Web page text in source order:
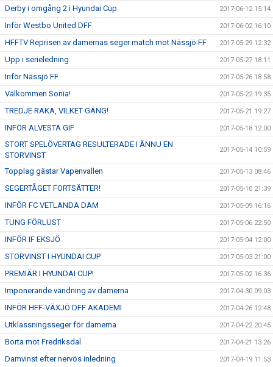
Derby i omgång 2 i Hyundai Cup 2017-06-12 15:14
Inför Westbo United DFF 2017-06-02 16:10
HFFTV Reprisen av damernas seger match mot Nässjö FF 2017-05-29 12:32
Upp i serieledning 2017-05-27 18:11
Inför Nässjö FF 2017-05-26 18:58
Välkommen Sonia! 2017-05-22 19:35
TREDJE RAKA, VILKET GÄNG! 2017-05-21 19:27
INFÖR ALVESTA GIF 2017-05-18 12:00
STORT SPELÖVERTAG RESULTERADE I ÄNNU EN
STORVINST
2017-05-14 10:59
Topplag gästar Vapenvallen 2017-05-13 08:46
SEGERTÅGET FORTSÄTTER! 2017-05-10 21:39
INFÖR FC VETLANDA DAM 2017-05-09 16:16
TUNG FÖRLUST 2017-05-06 22:50
INFÖR IF EKSJÖ 2017-05-04 12:00
STORVINST I HYUNDAI CUP 2017-05-03 21:00
PREMIÄR I HYUNDAI CUP! 2017-05-02 16:36
Imponerande vändning av damerna 2017-04-30 09:03
INFÖR HFF-VÄXJÖ DFF AKADEMI 2017-04-26 12:48
Utklassningsseger för damerna 2017-04-22 20:45
Borta mot Fredriksdal 2017-04-21 13:26
Damvinst efter nervös inledning 2017-04-19 11:53